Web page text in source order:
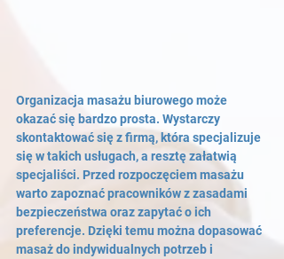
Organizacja masażu biurowego może
okazać się bardzo prosta. Wystarczy
skontaktować się z firmą, która specjalizuje
się w takich usługach, a resztę załatwią
specjaliści. Przed rozpoczęciem masażu
warto zapoznać pracowników z zasadami
bezpieczeństwa oraz zapytać o ich
preferencje. Dzięki temu można dopasować
masaż do indywidualnych potrzeb i